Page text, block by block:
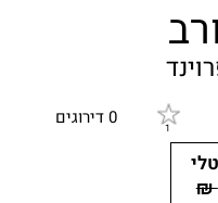
0 דירוגים